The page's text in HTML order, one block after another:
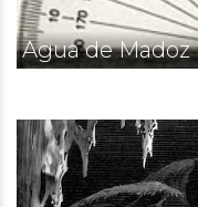
Agua de Madoz